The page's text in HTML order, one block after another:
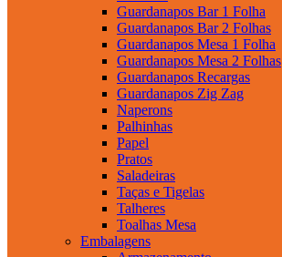
Guardanapos Bar 1 Folha
Guardanapos Bar 2 Folhas
Guardanapos Mesa 1 Folha
Guardanapos Mesa 2 Folhas
Guardanapos Recargas
Guardanapos Zig Zag
Naperons
Palhinhas
Papel
Pratos
Saladeiras
Taças e Tigelas
Talheres
Toalhas Mesa
Embalagens